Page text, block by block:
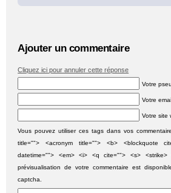
Ajouter un commentaire
Cliquez ici pour annuler cette réponse
Votre
Votre
Votre site
Vous pouvez utiliser ces tags dans vos
title=""> <acronym title=""> <b> <blockquote
datetime=""> <em> <i> <q cite=""> <s>
prévisualisation de votre commentaire est
captcha.